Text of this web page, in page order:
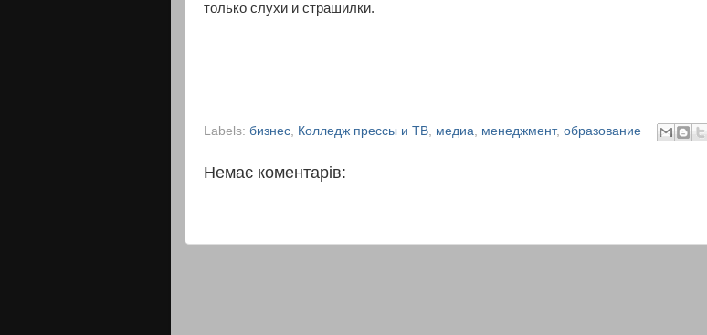
только слухи и страшилки.
Labels: бизнес Колледж прессы и ТВ медиа менеджмент, образование
Немає коментарів: